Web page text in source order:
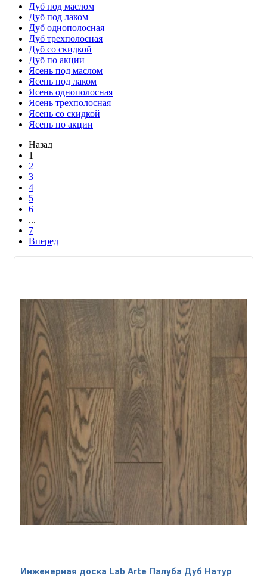
Дуб под маслом
Дуб под лаком
Дуб однополосная
Дуб трехполосная
Дуб со скидкой
Дуб по акции
Ясень под маслом
Ясень под лаком
Ясень однополосная
Ясень трехполосная
Ясень со скидкой
Ясень по акции
Назад
1
2
3
4
5
6
...
7
Вперед
Инженерная доска Lab Arte Палуба Дуб Натур